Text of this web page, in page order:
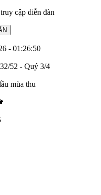
cập diễn đàn
- 01:26:50
52 - Quý 3/4
mùa thu